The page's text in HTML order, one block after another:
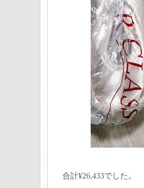
合計¥26,433でした。